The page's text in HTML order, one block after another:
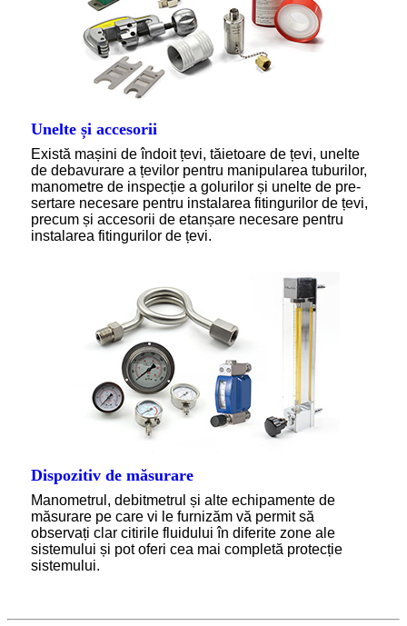
Unelte și accesorii
Există mașini de îndoit țevi, tăietoare de țevi, unelte
de debavurare a țevilor pentru manipularea tuburilor,
manometre de inspecție a golurilor și unelte de pre-
sertare necesare pentru instalarea fitingurilor de țevi,
precum și accesorii de etanșare necesare pentru
instalarea fitingurilor de țevi.
Dispozitiv de măsurare
Manometrul, debitmetrul și alte echipamente de
măsurare pe care vi le furnizăm vă permit să
observați clar citirile fluidului în diferite zone ale
sistemului și pot oferi cea mai completă protecție
sistemului.